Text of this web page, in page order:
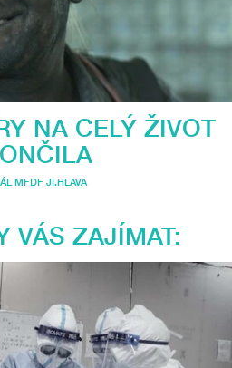
NA CELÝ ŽIVOT
MFDF JI.HLAVA
VÁS ZAJÍMAT: